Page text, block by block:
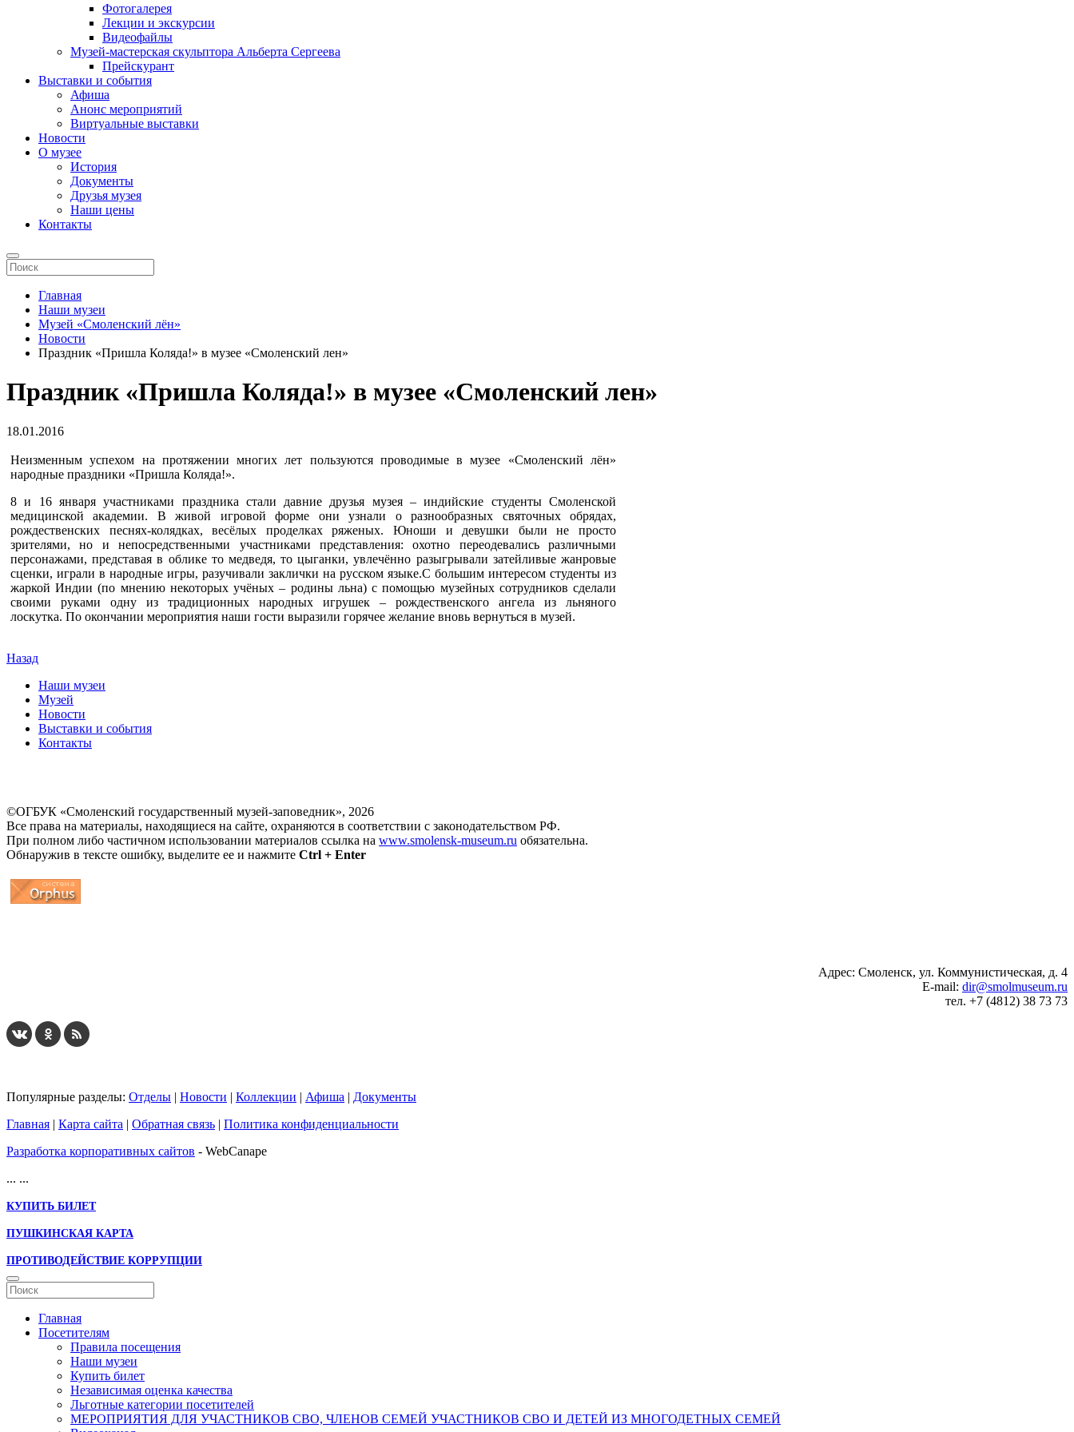
Фотогалерея
Лекции и экскурсии
Видеофайлы
Музей-мастерская скульптора Альберта Сергеева
Прейскурант
Выставки и события
Афиша
Анонс мероприятий
Виртуальные выставки
Новости
О музее
История
Документы
Друзья музея
Наши цены
Контакты
Главная
Наши музеи
Музей «Смоленский лён»
Новости
Праздник «Пришла Коляда!» в музее «Смоленский лен»
Праздник «Пришла Коляда!» в музее «Смоленский лен»
18.01.2016
Неизменным успехом на протяжении многих лет пользуются проводимые в музее «Смоленский лён»
народные праздники «Пришла Коляда!».
8 и 16 января участниками праздника стали давние друзья музея – индийские студенты Смоленской
медицинской академии. В живой игровой форме они узнали о разнообразных святочных обрядах,
рождественских песнях-колядках, весёлых проделках ряженых. Юноши и девушки были не просто
зрителями, но и непосредственными участниками представления: охотно переодевались различными
персонажами, представая в облике то медведя, то цыганки, увлечённо разыгрывали затейливые жанровые
сценки, играли в народные игры, разучивали заклички на русском языке.С большим интересом студенты из
жаркой Индии (по мнению некоторых учёных – родины льна) с помощью музейных сотрудников сделали
своими руками одну из традиционных народных игрушек – рождественского ангела из льняного
лоскутка. По окончании мероприятия наши гости выразили горячее желание вновь вернуться в музей.
Назад
Наши музеи
Музей
Новости
Выставки и события
Контакты
©ОГБУК «Смоленский государственный музей-заповедник», 2026
Все права на материалы, находящиеся на сайте, охраняются в соответствии с законодательством РФ.
При полном либо частичном использовании материалов ссылка на www.smolensk-museum.ru обязательна.
Обнаружив в тексте ошибку, выделите ее и нажмите Ctrl + Enter
Адрес: Смоленск, ул. Коммунистическая, д. 4
E-mail: dir@smolmuseum.ru
тел. +7 (4812) 38 73 73
Популярные разделы: Отделы | Новости | Коллекции | Афиша | Документы
Главная | Карта сайта | Обратная связь | Политика конфиденциальности
Разработка корпоративных сайтов - WebCanape
... ...
КУПИТЬ БИЛЕТ
ПУШКИНСКАЯ КАРТА
ПРОТИВОДЕЙСТВИЕ КОРРУПЦИИ
Главная
Посетителям
Правила посещения
Наши музеи
Купить билет
Независимая оценка качества
Льготные категории посетителей
МЕРОПРИЯТИЯ ДЛЯ УЧАСТНИКОВ СВО, ЧЛЕНОВ СЕМЕЙ УЧАСТНИКОВ СВО И ДЕТЕЙ ИЗ МНОГОДЕТНЫХ СЕМЕЙ